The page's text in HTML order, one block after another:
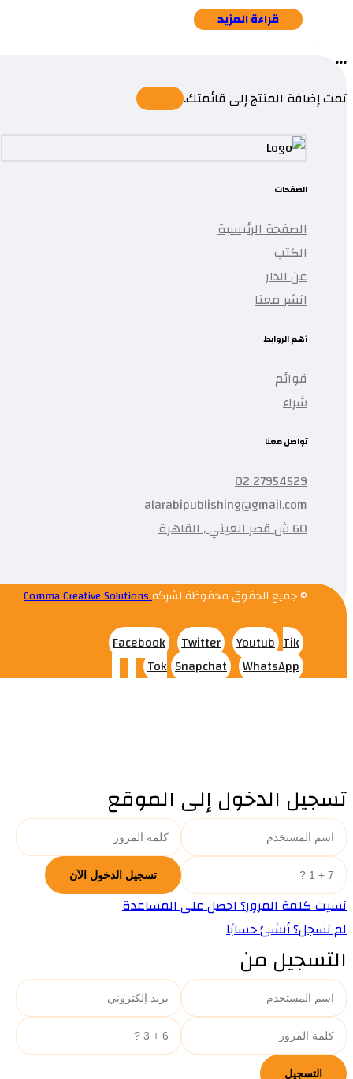
قراءة المزيد
...
تمت إضافة المنتج إلى قائمتك.
الصفحات
الصفحة الرئيسية
الكتب
عن الدار
انشر معنا
أهم الروابط
قوائم
شراء
تواصل معنا
27954529 02
alarabipublishing@gmail.com
60 ش قصر العيني , القاهرة
© جميع الحقوق محفوظة لشركهComma Creative Solutions
Facebook Twitter Youtub Tik
Tok Snapchat WhatsApp
تسجيل الدخول إلى الموقع
نسيت كلمة المرور؟ احصل على المساعدة
لم تسجل؟ أنشئ حسابًا
التسجيل من